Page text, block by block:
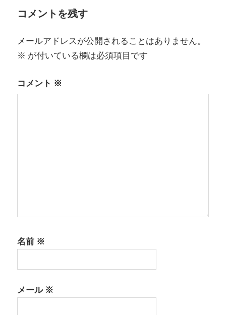
ゲ
シ
ン
コメントを残す
メールアドレスが公開されることはありません。
※ が付いている欄は必須項目です
コメント ※
名前 ※
メール※